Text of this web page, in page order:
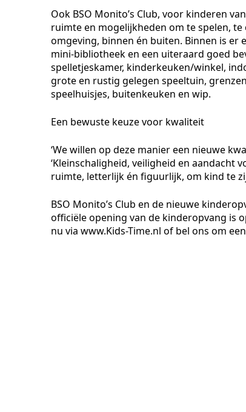
Ook BSO Monito’s Club, voor kinderen
ruimte en mogelijkheden om te spelen,
omgeving, binnen én buiten. Binnen is er
mini-bibliotheek en een uiteraard goed
spelletjeskamer, kinderkeuken/winkel,
grote en rustig gelegen speeltuin,
speelhuisjes, buitenkeuken en wip.
Een bewuste keuze voor kwaliteit
‘We willen op deze manier een nieuwe
‘Kleinschaligheid, veiligheid en aandacht
ruimte, letterlijk én figuurlijk, om kind te
BSO Monito’s Club en de nieuwe
officiële opening van de kinderopvang is
nu via www.Kids-Time.nl of bel ons om